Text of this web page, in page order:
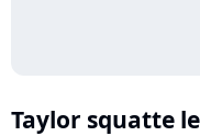
Taylor squatte